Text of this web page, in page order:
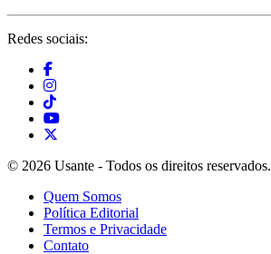
Redes sociais:
© 2026 Usante - Todos os direitos reservados.
Quem Somos
Política Editorial
Termos e Privacidade
Contato